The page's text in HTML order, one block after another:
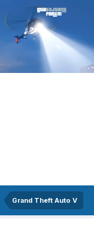
Grand Theft Auto V